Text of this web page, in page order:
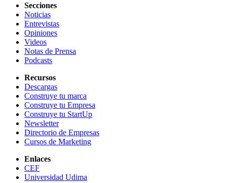
Secciones
Noticias
Entrevistas
Opiniones
Videos
Notas de Prensa
Podcasts
Recursos
Descargas
Construye tu marca
Construye tu Empresa
Construye tu StartUp
Newsletter
Directorio de Empresas
Cursos de Marketing
Enlaces
CEF
Universidad Udima